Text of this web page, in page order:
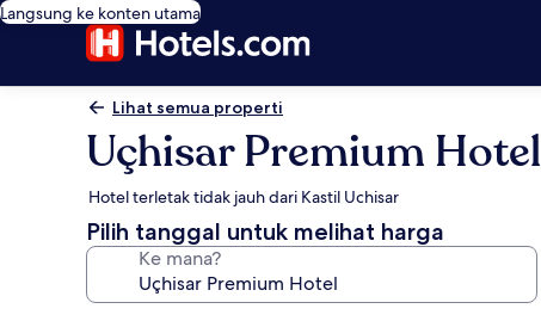
Langsung ke konten utama
Lihat semua properti
Uçhisar Premium Hotel
Hotel terletak tidak jauh dari Kastil Uchisar
Pilih tanggal untuk melihat harga
Ke mana?